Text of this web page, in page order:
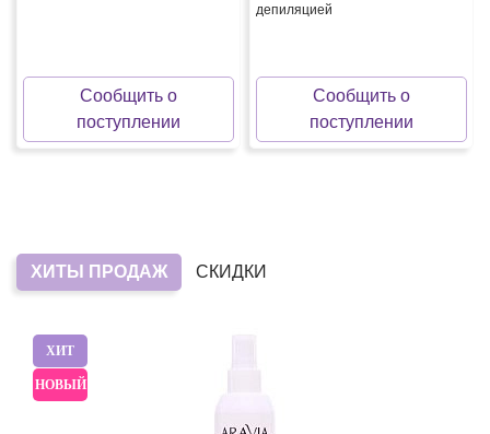
Сообщить о
поступлении
депиляцией
Сообщить о
поступлении
ХИТЫ ПРОДАЖ СКИДКИ
ХИТ
НОВЫЙ